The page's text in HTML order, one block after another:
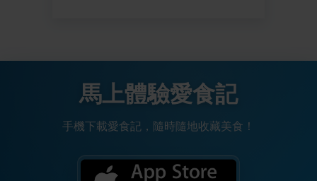
馬上體驗愛食記
手機下載愛食記，隨時隨地收藏美食！